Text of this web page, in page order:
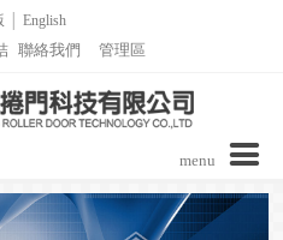
English
聯絡我們 管理區
menu
介紹